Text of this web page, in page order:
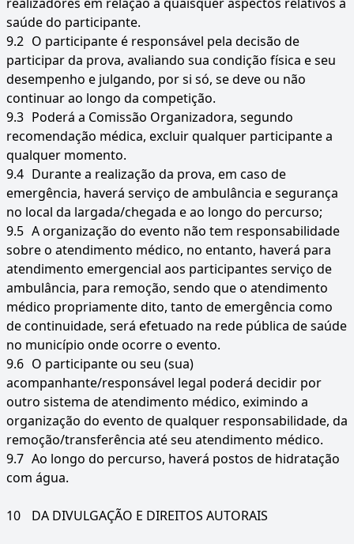
saúde do participante.
9.2 O participante é responsável pela decisão de
participar da prova, avaliando sua condição física e seu
desempenho e julgando, por si só, se deve ou não
continuar ao longo da competição.
9.3 Poderá a Comissão Organizadora, segundo
recomendação médica, excluir qualquer participante a
qualquer momento.
9.4 Durante a realização da prova, em caso de
emergência, haverá serviço de ambulância e segurança
no local da largada/chegada e ao longo do percurso;
9.5 A organização do evento não tem responsabilidade
sobre o atendimento médico, no entanto, haverá para
atendimento emergencial aos participantes serviço de
ambulância, para remoção, sendo que o atendimento
médico propriamente dito, tanto de emergência como
de continuidade, será efetuado na rede pública de saúde
no município onde ocorre o evento.
9.6 O participante ou seu (sua)
acompanhante/responsável legal poderá decidir por
outro sistema de atendimento médico, eximindo a
organização do evento de qualquer responsabilidade, da
remoção/transferência até seu atendimento médico.
9.7 Ao longo do percurso, haverá postos de hidratação
com água.
10 DA DIVULGAÇÃO E DIREITOS AUTORAIS